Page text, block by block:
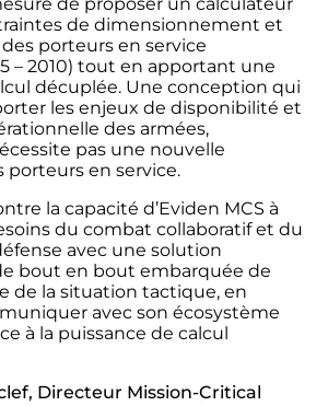
de proposer un calculateur
de dimensionnement et
porteurs en service
– 2010) tout en apportant une
décuplée. Une conception qui
les enjeux de disponibilité et
des armées,
pas une nouvelle
porteurs en service.
la capacité d’Eviden MCS à
du combat collaboratif et du
avec une solution
bout en bout embarquée de
de la situation tactique, en
avec son écosystème
à la puissance de calcul
Directeur Mission-Critical